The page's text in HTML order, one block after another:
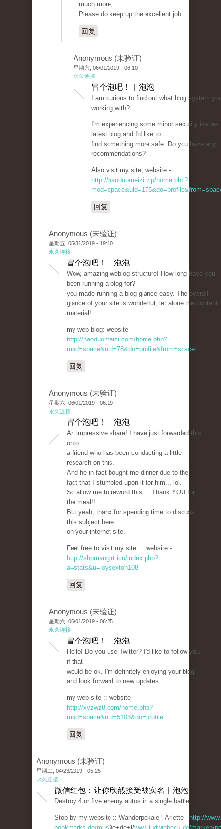
much more,
Please do keep up the excellent job.
回复
Anonymous (未验证)
星期六, 06/01/2019 - 06:10
永久连接
冒个泡吧！ | 泡泡
I am curious to find out what blog system
working with?
I'm experiencing some minor security issues
latest blog and I'd like to
find something more safe. Do you have any
recommendations?
Also visit my site; website -
http://haoduomeizi.vip/home.php?
回复
Anonymous (未验证)
星期五, 05/31/2019 - 19:10
永久连接
冒个泡吧！ | 泡泡
Wow, amazing weblog structure! How long have you
been running a blog for?
you made running a blog glance easy. The overall
glance of your site is wonderful, let alone the content
material!
my web blog: website -
http://haoduomeizi.com/home.php?
mod=space&uid=78&do=profile&from=space
回复
Anonymous (未验证)
星期六, 06/01/2019 - 06:19
永久连接
冒个泡吧！ | 泡泡
An impressive share! I have just forwarded this
onto
a friend who has been conducting a little
research on this.
And he in fact bought me dinner due to the
fact that I stumbled upon it for him... lol.
So allow me to reword this.... Thank YOU for
the meal!!
But yeah, thanx for spending time to discuss
this subject here
on your internet site.
Feel free to visit my site ... website -
http://shpmangirt.icu/index.php?
a=stats&u=joysexton108
回复
Anonymous (未验证)
星期六, 06/01/2019 - 06:25
永久连接
冒个泡吧！ | 泡泡
Hello! Do you use Twitter? I'd like to follow you
if that
would be ok. I'm definitely enjoying your blog
and look forward to new updates.
my web-site :: website -
http://xyzwz8.com/home.php?
mod=space&uid=5103&do=profile
回复
Anonymous (未验证)
星期二, 04/23/2019 - 05:25
永久连接
微信红包：让你欣然接受被实名 | 泡泡
Destroy 4 or five enemy autos in a single battle.
Stop by my website :: Wanderpokale [ Arlette - http://
bookmarks.de/musйe+de+l/www.ludwigbeck.de/marken/